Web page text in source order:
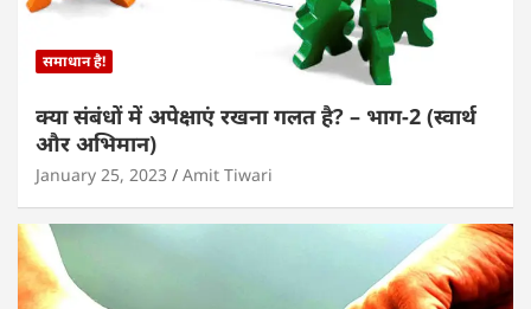
समाधान है!
क्या संबंधों में अपेक्षाएं रखना गलत है? – भाग-2 (स्वार्थ
और अभिमान)
January 25, 2023 Amit Tiwari